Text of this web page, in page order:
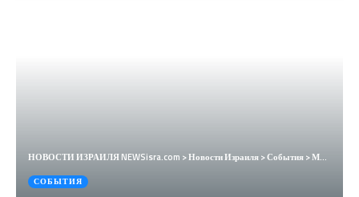
НОВОСТИ ИЗРАИЛЯ NEWSisra.com >Новости Израиля>События>Министерство здравоохранения ПА -: В результате операций сил ЦАХАЛа в Тулькареме, на данный момент в
СОБЫТИЯ